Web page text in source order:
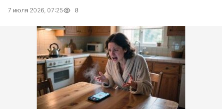
7 июля 2026, 07:25 8